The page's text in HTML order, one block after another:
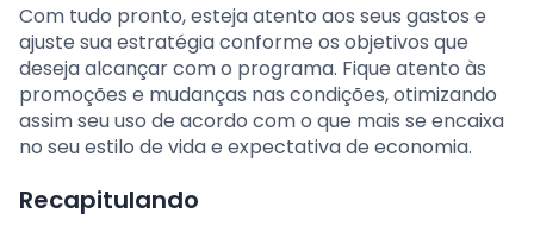
Com tudo pronto, esteja atento aos seus gastos e
ajuste sua estratégia conforme os objetivos que
deseja alcançar com o programa. Fique atento às
promoções e mudanças nas condições, otimizando
assim seu uso de acordo com o que mais se encaixa
no seu estilo de vida e expectativa de economia.
Recapitulando